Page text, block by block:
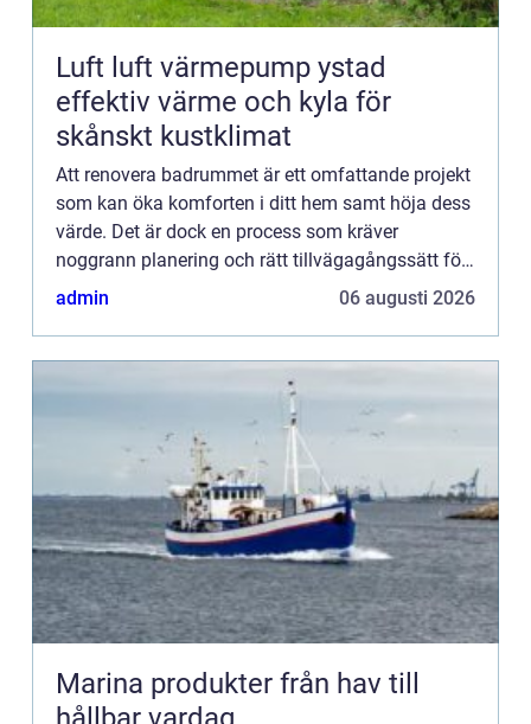
Luft luft värmepump ystad
effektiv värme och kyla för
skånskt kustklimat
Att renovera badrummet är ett omfattande projekt
som kan öka komforten i ditt hem samt höja dess
värde. Det är dock en process som kräver
noggrann planering och rätt tillvägagångssätt för
att s&...
admin 06 augusti 2026
Marina produkter från hav till